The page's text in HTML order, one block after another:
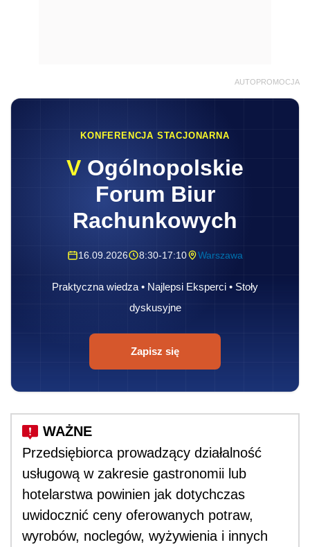
AUTOPROMOCJA
KONFERENCJA STACJONARNA
V Ogólnopolskie
Forum Biur
Rachunkowych
16.09.2026 8:30-17:10 Warszawa
Praktyczna wiedza • Najlepsi Eksperci • Stoły
dyskusyjne
Zapisz się
Przedsiębiorca prowadzący działalność
usługową w zakresie gastronomii lub
hotelarstwa powinien jak dotychczas
uwidocznić ceny oferowanych potraw,
wyrobów, noclegów, wyżywienia i innych